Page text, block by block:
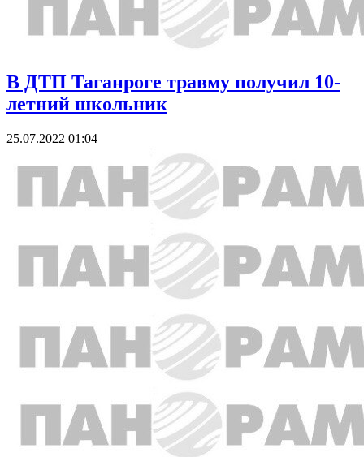
В ДТП Таганроге травму получил 10-
летний школьник
25.07.2022 01:04